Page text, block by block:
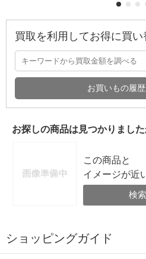
買取を利用してお得に買い
お買いもの履
お探しの商品は見つかりまし
この商品と
イメージが近
検
ショッピングガイド